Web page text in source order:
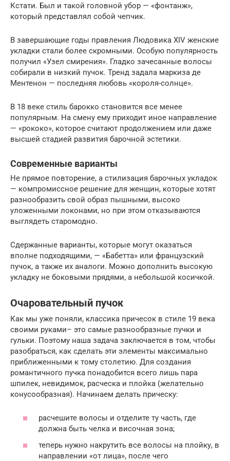
Кстати. Был и такой головной убор — «фонтанж»,
который представлял собой чепчик.
В завершающие годы правления Людовика XIV женские
укладки стали более скромными. Особую популярность
получил «Узел смирения». Гладко зачесанные волосы
собирали в низкий пучок. Тренд задала маркиза де
Ментенон — последняя любовь «короля-солнце».
В 18 веке стиль барокко становится все менее
популярным. На смену ему приходит иное направление
— «рококо», которое считают продолжением или даже
высшей стадией развития барочной эстетики.
Современные варианты
Не прямое повторение, а стилизация барочных укладок
— компромиссное решение для женщин, которые хотят
разнообразить свой образ пышными, высоко
уложенными локонами, но при этом отказываются
выглядеть старомодно.
Сдержанные варианты, которые могут оказаться
вполне подходящими, — «Бабетта» или французский
пучок, а также их аналоги. Можно дополнить высокую
укладку не боковыми прядями, а небольшой косичкой.
Очаровательный пучок
Как мы уже поняли, классика причесок в стиле 19 века
своими руками– это самые разнообразные пучки и
гульки. Поэтому наша задача заключается в том, чтобы
разобраться, как сделать эти элементы максимально
приближенными к тому столетию. Для создания
романтичного пучка понадобится всего лишь пара
шпилек, невидимок, расческа и плойка (желательно
конусообразная). Начинаем делать прическу:
расчешите волосы и отделите ту часть, где
должна быть челка и височная зона;
теперь нужно накрутить все волосы на плойку, в
направлении «от лица», после чего